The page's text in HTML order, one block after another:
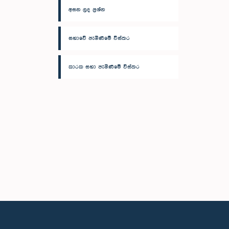
අසන ලද ප්‍රශ්න
සභාවේ පැමිණීමේ විස්තර
කාරක සභා පැමිණීමේ විස්තර